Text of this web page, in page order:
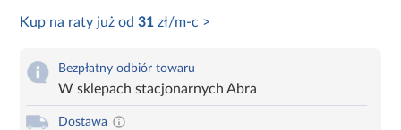
Kup na raty już od31 zł/m-c >
Bezpłatny odbiór towaru
W sklepach stacjonarnych Abra
Dostawa